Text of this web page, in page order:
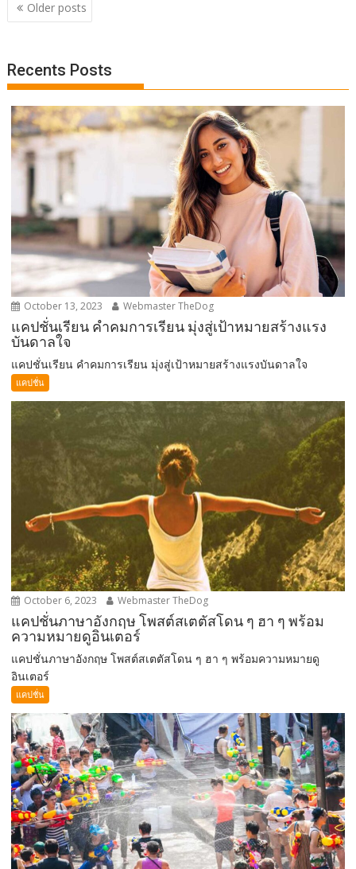
navigation
Older posts
Recents Posts
October 13, 2023 Webmaster TheDog
แคปชั่นเรียน คำคมการเรียน มุ่งสู่เป้าหมายสร้างแรง
บันดาลใจ
แคปชั่นเรียน คำคมการเรียน มุ่งสู่เป้าหมายสร้างแรงบันดาลใจ
แคปชั่น
October 6, 2023 Webmaster TheDog
แคปชั่นภาษาอังกฤษ โพสต์สเตตัสโดน ๆ ฮา ๆ พร้อม
ความหมายดูอินเตอร์
แคปชั่นภาษาอังกฤษ โพสต์สเตตัสโดน ๆ ฮา ๆ พร้อมความหมายดู
อินเตอร์
แคปชั่น